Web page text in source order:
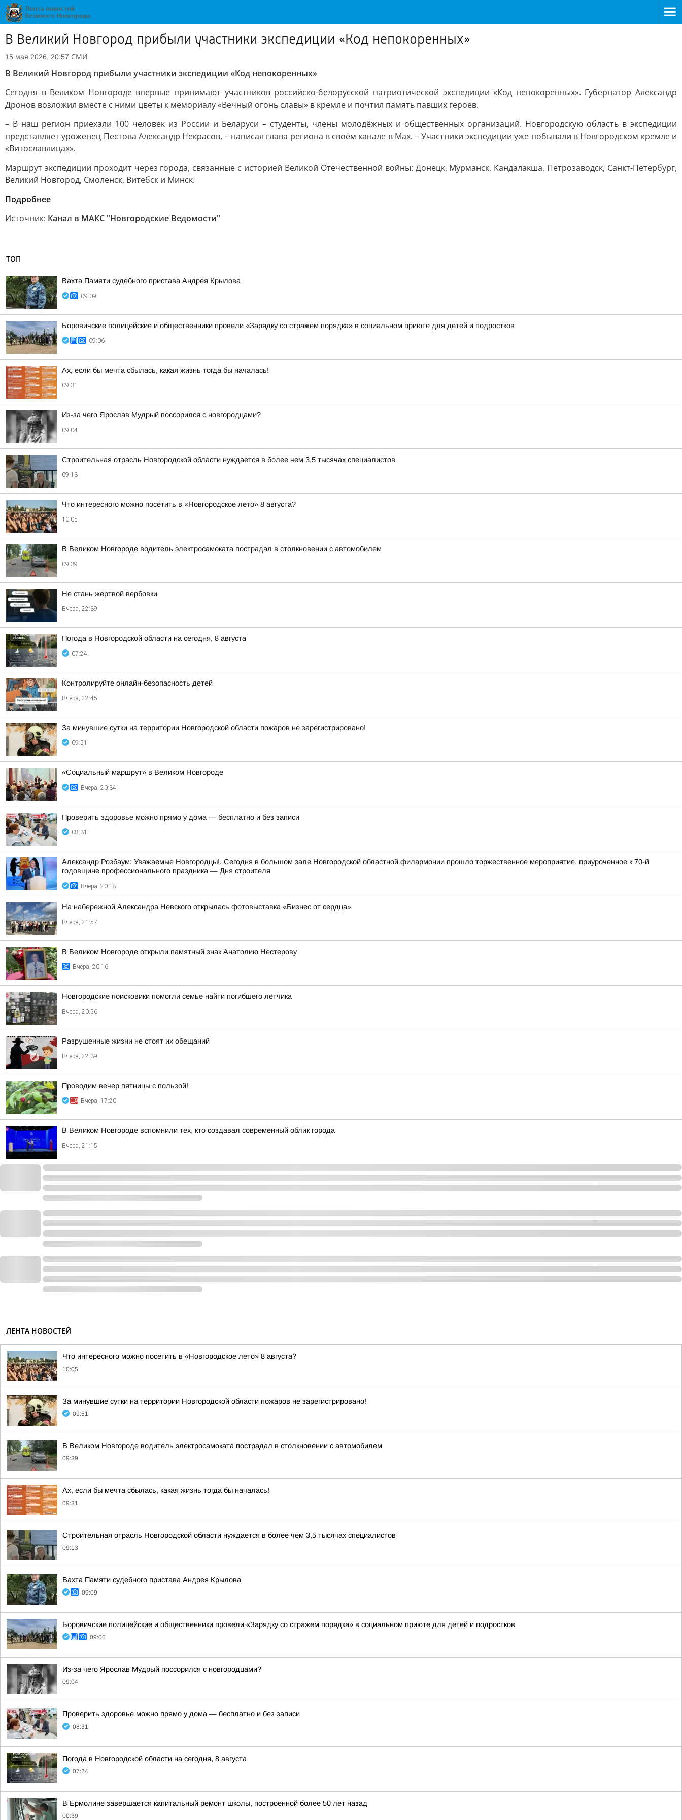
В Великий Новгород прибыли участники экспедиции «Код непокоренных»
15 мая 2026, 20:57 СМИ
В Великий Новгород прибыли участники экспедиции «Код непокоренных»
Сегодня в Великом Новгороде впервые принимают участников российско-белорусской патриотической экспедиции «Код непокоренных». Губернатор Александр
Дронов возложил вместе с ними цветы к мемориалу «Вечный огонь славы» в кремле и почтил память павших героев.
– В наш регион приехали 100 человек из России и Беларуси – студенты, члены молодёжных и общественных организаций. Новгородскую область в экспедиции
представляет уроженец Пестова Александр Некрасов, – написал глава региона в своём канале в Мах. – Участники экспедиции уже побывали в Новгородском кремле и
«Витославлицах».
Маршрут экспедиции проходит через города, связанные с историей Великой Отечественной войны: Донецк, Мурманск, Кандалакша, Петрозаводск, Санкт-Петербург,
Великий Новгород, Смоленск, Витебск и Минск.
Подробнее
Источник: Канал в МАКС "Новгородские Ведомости"
ТОП
Вахта Памяти судебного пристава Андрея Крылова
09:09
Боровичские полицейские и общественники провели «Зарядку со стражем порядка» в социальном приюте для детей и подростков
09:06
Ах, если бы мечта сбылась, какая жизнь тогда бы началась!
09:31
Из-за чего Ярослав Мудрый поссорился с новгородцами?
09:04
Строительная отрасль Новгородской области нуждается в более чем 3,5 тысячах специалистов
09:13
Что интересного можно посетить в «Новгородское лето» 8 августа?
10:05
В Великом Новгороде водитель электросамоката пострадал в столкновении с автомобилем
09:39
Не стань жертвой вербовки
Вчера, 22:39
Погода в Новгородской области на сегодня, 8 августа
07:24
Контролируйте онлайн-безопасность детей
Вчера, 22:45
За минувшие сутки на территории Новгородской области пожаров не зарегистрировано!
09:51
«Социальный маршрут» в Великом Новгороде
Вчера, 20:34
Проверить здоровье можно прямо у дома — бесплатно и без записи
08:31
Александр Розбаум: Уважаемые Новгородцы!. Сегодня в большом зале Новгородской областной филармонии прошло торжественное мероприятие, приуроченное к 70-й
годовщине профессионального праздника — Дня строителя
Вчера, 20:18
На набережной Александра Невского открылась фотовыставка «Бизнес от сердца»
Вчера, 21:57
В Великом Новгороде открыли памятный знак Анатолию Нестерову
Вчера, 20:16
Новгородские поисковики помогли семье найти погибшего лётчика
Вчера, 20:56
Разрушенные жизни не стоят их обещаний
Вчера, 22:39
Проводим вечер пятницы с пользой!
Вчера, 17:20
В Великом Новгороде вспомнили тех, кто создавал современный облик города
Вчера, 21:15
ЛЕНТА НОВОСТЕЙ
Что интересного можно посетить в «Новгородское лето» 8 августа?
10:05
За минувшие сутки на территории Новгородской области пожаров не зарегистрировано!
09:51
В Великом Новгороде водитель электросамоката пострадал в столкновении с автомобилем
09:39
Ах, если бы мечта сбылась, какая жизнь тогда бы началась!
09:31
Строительная отрасль Новгородской области нуждается в более чем 3,5 тысячах специалистов
09:13
Вахта Памяти судебного пристава Андрея Крылова
09:09
Боровичские полицейские и общественники провели «Зарядку со стражем порядка» в социальном приюте для детей и подростков
09:06
Из-за чего Ярослав Мудрый поссорился с новгородцами?
09:04
Проверить здоровье можно прямо у дома — бесплатно и без записи
08:31
Погода в Новгородской области на сегодня, 8 августа
07:24
В Ермолине завершается капитальный ремонт школы, построенной более 50 лет назад
00:39